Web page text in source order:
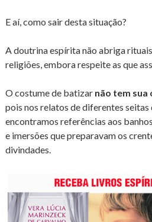
E aí, como sair desta situação?
A doutrina espírita não abriga
religiões, embora respeite as que
O costume de batizar não tem
pois nos relatos de diferentes
encontramos referências aos
e imersões que preparavam os
divindades.